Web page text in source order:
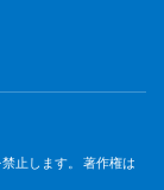
止します。 著作権は